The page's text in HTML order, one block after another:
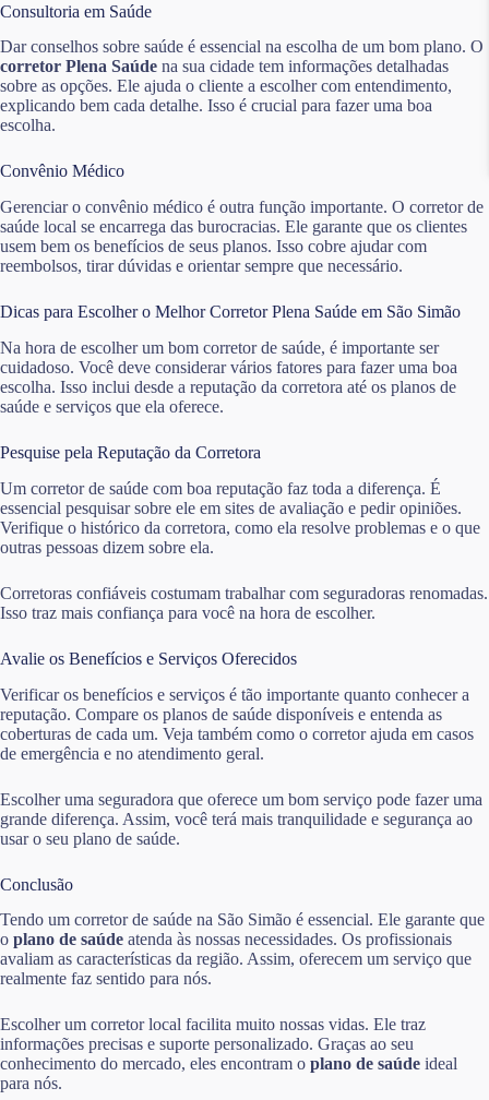
Consultoria em Saúde
Dar conselhos sobre saúde é essencial na escolha de um bom plano. O
corretor Plena Saúde na sua cidade tem informações detalhadas
sobre as opções. Ele ajuda o cliente a escolher com entendimento,
explicando bem cada detalhe. Isso é crucial para fazer uma boa
escolha.
Convênio Médico
Gerenciar o convênio médico é outra função importante. O corretor de
saúde local se encarrega das burocracias. Ele garante que os clientes
usem bem os benefícios de seus planos. Isso cobre ajudar com
reembolsos, tirar dúvidas e orientar sempre que necessário.
Dicas para Escolher o Melhor Corretor Plena Saúde em São Simão
Na hora de escolher um bom corretor de saúde, é importante ser
cuidadoso. Você deve considerar vários fatores para fazer uma boa
escolha. Isso inclui desde a reputação da corretora até os planos de
saúde e serviços que ela oferece.
Pesquise pela Reputação da Corretora
Um corretor de saúde com boa reputação faz toda a diferença. É
essencial pesquisar sobre ele em sites de avaliação e pedir opiniões.
Verifique o histórico da corretora, como ela resolve problemas e o que
outras pessoas dizem sobre ela.
Corretoras confiáveis costumam trabalhar com seguradoras renomadas.
Isso traz mais confiança para você na hora de escolher.
Avalie os Benefícios e Serviços Oferecidos
Verificar os benefícios e serviços é tão importante quanto conhecer a
reputação. Compare os planos de saúde disponíveis e entenda as
coberturas de cada um. Veja também como o corretor ajuda em casos
de emergência e no atendimento geral.
Escolher uma seguradora que oferece um bom serviço pode fazer uma
grande diferença. Assim, você terá mais tranquilidade e segurança ao
usar o seu plano de saúde.
Conclusão
Tendo um corretor de saúde na São Simão é essencial. Ele garante que
o plano de saúde atenda às nossas necessidades. Os profissionais
avaliam as características da região. Assim, oferecem um serviço que
realmente faz sentido para nós.
Escolher um corretor local facilita muito nossas vidas. Ele traz
informações precisas e suporte personalizado. Graças ao seu
conhecimento do mercado, eles encontram o plano de saúde ideal
para nós.